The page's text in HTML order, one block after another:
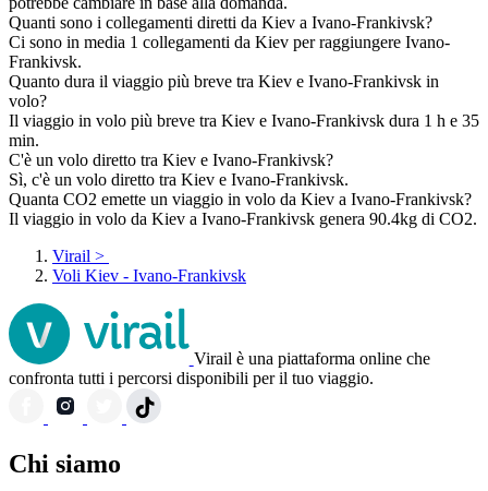
Quanti sono i collegamenti diretti da Kiev a Ivano-Frankivsk?
Ci sono in media 1 collegamenti da Kiev per raggiungere Ivano-
Frankivsk.
Quanto dura il viaggio più breve tra Kiev e Ivano-Frankivsk in
volo?
Il viaggio in volo più breve tra Kiev e Ivano-Frankivsk dura 1 h e 35
min.
C'è un volo diretto tra Kiev e Ivano-Frankivsk?
Sì, c'è un volo diretto tra Kiev e Ivano-Frankivsk.
Quanta CO2 emette un viaggio in volo da Kiev a Ivano-Frankivsk?
Il viaggio in volo da Kiev a Ivano-Frankivsk genera 90.4kg di CO2.
Virail >
Voli Kiev - Ivano-Frankivsk
Virail è una piattaforma online che
confronta tutti i percorsi disponibili per il tuo viaggio.
Chi siamo